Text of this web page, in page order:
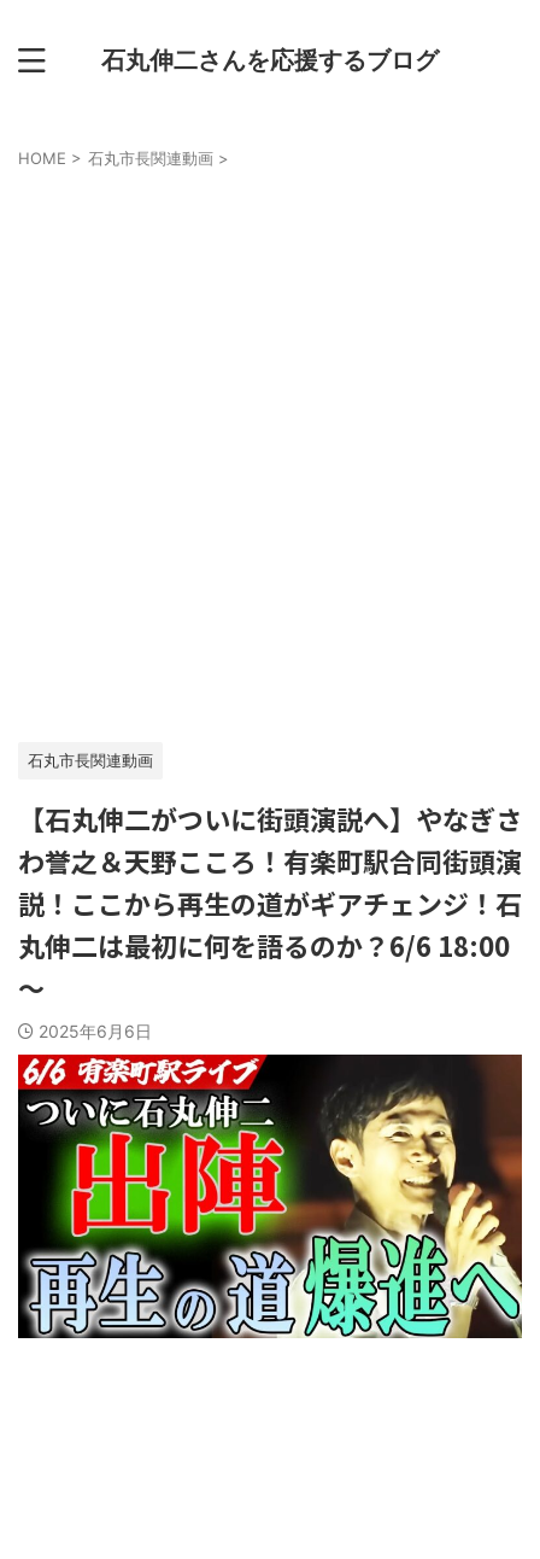
石丸伸二さんを応援するブログ
HOME > 石丸市長関連動画 >
石丸市長関連動画
【石丸伸二がついに街頭演説へ】やなぎさ
わ誉之＆天野こころ！有楽町駅合同街頭演
説！ここから再生の道がギアチェンジ！石
丸伸二は最初に何を語るのか？6/6 18:00
～
2025年6月6日